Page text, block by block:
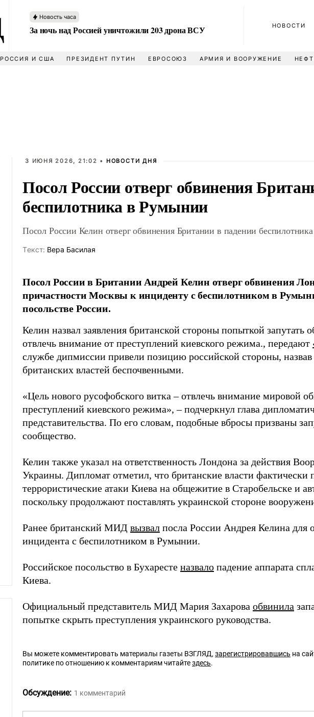
Новость часа
За ночь над Россией уничтожили 203 дрона ВСУ НОВОСТИ
РОССИЯ И США ПРЕЗИДЕНТ ПУТИН ЕВРОСОЮЗ АРМИЯ И ВООРУЖЕНИЕ
3 ИЮНЯ 2026, 21:02 • НОВОСТИ ДНЯ
Посол России отверг обвинения
беспилотника в Румынии
Посол России Келин отверг обвинения Британии в падении
Tекст: Вера Басилая
Посол России в Британии Андрей Келин отверг обвинения
причастности Москвы к инциденту с беспилотником в
посольстве России.
Келин назвал заявления британской стороны попыткой запутать
отвлечь внимание от преступлений киевского режима., передают
службе дипмиссии привели позицию российской стороны, назвав
британских властей беспочвенными.
«Цель нового русофобского витка – отвлечь внимание мировой
преступлений киевского режима», – подчеркнул глава
представительства. По его словам, подобные вбросы призваны
сообщество.
Келин также указал на ответственность Лондона за действия
Украины. Дипломат отметил, что британские власти фактически
террористические атаки Киева на общежитие в Старобельске и
поскольку продолжают поставлять украинской стороне
Ранее британский МИД вызвал посла России Андрея Келина для
инцидента с беспилотником в Румынии.
Российское посольство в Бухаресте назвало падение аппарата
Киева.
Официальный представитель МИД Мария Захарова обвинила
попытке скрыть преступления украинского руководства.
Вы можете комментировать материалы газеты ВЗГЛЯД, зарегистрировавшись на
политике по отношению к комментариям читайтездесь.
Обсуждение: 1 комментарий